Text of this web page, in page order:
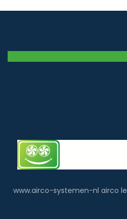
www.airco-systemen-nl airco